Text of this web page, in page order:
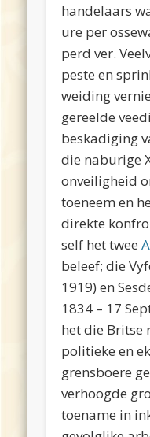
handelaars
ure per
perd ver.
peste en
weiding
gereelde
beskadiging
die naburige
onveiligheid
toeneem en
direkte
self het twee
beleef; die
1919) en
1834 – 17
het die Britse
politieke en
grensboere
verhoogde
toename in